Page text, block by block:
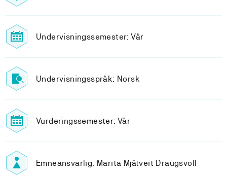
Undervisningssemester: Vår
Undervisningsspråk: Norsk
Vurderingssemester: Vår
Emneansvarlig: Marita Mjåtveit Draugsvoll